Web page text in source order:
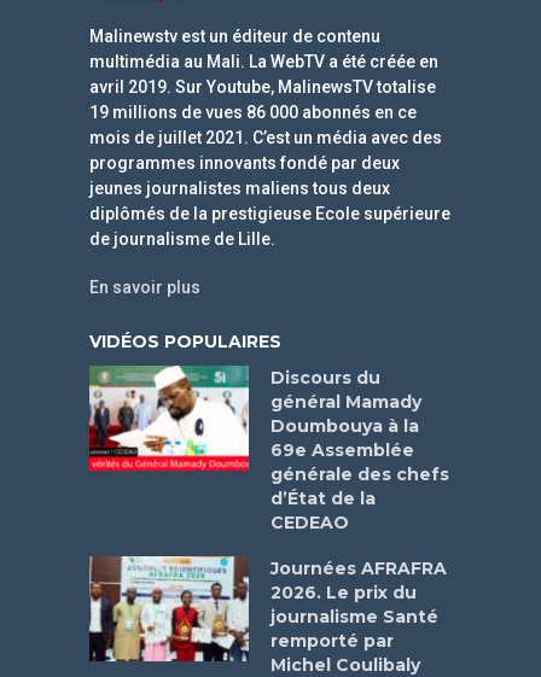
Malinewstv est un éditeur de contenu
multimédia au Mali. La WebTV a été créée en
avril 2019. Sur Youtube, MalinewsTV totalise
19 millions de vues 86 000 abonnés en ce
mois de juillet 2021. C’est un média avec des
programmes innovants fondé par deux
jeunes journalistes maliens tous deux
diplômés de la prestigieuse Ecole supérieure
de journalisme de Lille.
En savoir plus
VIDÉOS POPULAIRES
Discours du
général Mamady
Doumbouya à la
69e Assemblée
générale des chefs
d’État de la
CEDEAO
Journées AFRAFRA
2026. Le prix du
journalisme Santé
remporté par
Michel Coulibaly